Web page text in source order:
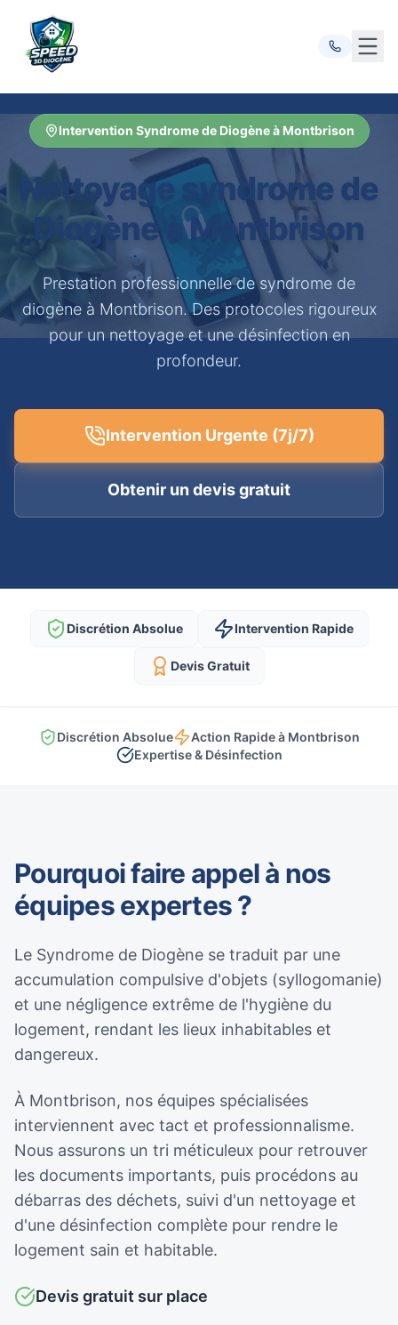
Intervention Syndrome de Diogène à Montbrison
Nettoyage syndrome de
Diogène à Montbrison
Prestation professionnelle de syndrome de
diogène à Montbrison. Des protocoles rigoureux
pour un nettoyage et une désinfection en
profondeur.
Intervention Urgente (7j/7)
Obtenir un devis gratuit
Discrétion Absolue Intervention Rapide
Devis Gratuit
Discrétion Absolue
Action Rapide à Montbrison
Expertise & Désinfection
Pourquoi faire appel à nos
équipes expertes ?
Le Syndrome de Diogène se traduit par une
accumulation compulsive d'objets (syllogomanie)
et une négligence extrême de l'hygiène du
logement, rendant les lieux inhabitables et
dangereux.
À Montbrison, nos équipes spécialisées
interviennent avec tact et professionnalisme.
Nous assurons un tri méticuleux pour retrouver
les documents importants, puis procédons au
débarras des déchets, suivi d'un nettoyage et
d'une désinfection complète pour rendre le
logement sain et habitable.
Devis gratuit sur place